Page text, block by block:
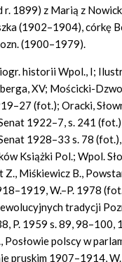
r. 1899) z Marią z
(1902–1904), córkę
(1900–1979).
historii Wpol., I;
XV; Mościcki-
(fot.); Oracki,
1922–7, s. 241
1928–33 s. 78
Książki Pol.; Wpol.
Z., Miśkiewicz B.,
W.–P. 1978
tradycji
P. 1959 s. 89, 98–100,
Posłowie polscy w
pruskim 1907–1914,